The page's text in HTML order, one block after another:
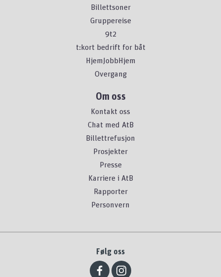
Billettsoner
Gruppereise
9t2
t:kort bedrift for båt
HjemJobbHjem
Overgang
Om oss
Kontakt oss
Chat med AtB
Billettrefusjon
Prosjekter
Presse
Karriere i AtB
Rapporter
Personvern
Følg oss